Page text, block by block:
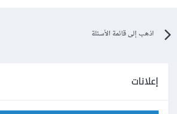
اذهب إلى قائمة الأسئلة
إعلانات